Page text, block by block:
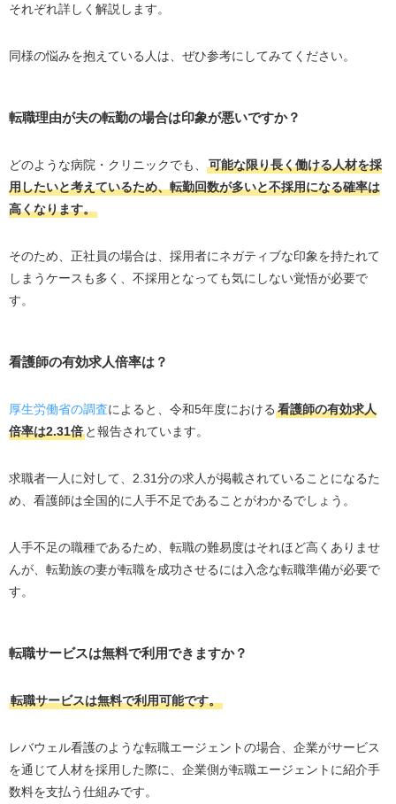
それぞれ詳しく解説します。
同様の悩みを抱えている人は、ぜひ参考にしてみてください。
転職理由が夫の転勤の場合は印象が悪いですか？
どのような病院・クリニックでも、
可能な限り長く働ける人材を採
用したいと考えているため、転勤回数が多いと不採用になる確率は
高くなります。
そのため、正社員の場合は、採用者にネガティブな印象を持たれて
しまうケースも多く、不採用となっても気にしない覚悟が必要で
す。
看護師の有効求人倍率は？
厚生労働省の調査によると、令和5年度における 看護師の有効求人
倍率は2.31倍と報告されています。
求職者一人に対して、 2.31分の求人が掲載されていることになるた
め、看護師は全国的に人手不足であることがわかるでしょう。
人手不足の職種であるため、転職の難易度はそれほど高くありませ
んが、転勤族の妻が転職を成功させるには入念な転職準備が必要で
す。
転職サービスは無料で利用できますか？
転職サービスは無料で利用可能です。
レバウェル看護のような転職エージェントの場合、企業がサービス
を通じて人材を採用した際に、企業側が転職エージェントに紹介手
数料を支払う仕組みです。